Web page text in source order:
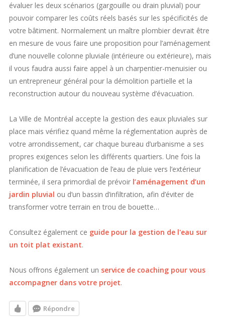
évaluer les deux scénarios (gargouille ou drain pluvial) pour
pouvoir comparer les coûts réels basés sur les spécificités de
votre bâtiment. Normalement un maître plombier devrait être
en mesure de vous faire une proposition pour l’aménagement
d’une nouvelle colonne pluviale (intérieure ou extérieure), mais
il vous faudra aussi faire appel à un charpentier-menuisier ou
un entrepreneur général pour la démolition partielle et la
reconstruction autour du nouveau système d’évacuation.
La Ville de Montréal accepte la gestion des eaux pluviales sur
place mais vérifiez quand même la réglementation auprès de
votre arrondissement, car chaque bureau d’urbanisme a ses
propres exigences selon les différents quartiers. Une fois la
planification de l’évacuation de l’eau de pluie vers l’extérieur
terminée, il sera primordial de prévoir l’aménagement d’un
jardin pluvial ou d’un bassin d’infiltration, afin d’éviter de
transformer votre terrain en trou de bouette…
Consultez également ce guide pour la gestion de l'eau sur
un toit plat existant.
Nous offrons également un service de coaching pour vous
accompagner dans votre projet.
Répondre